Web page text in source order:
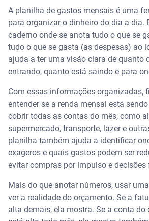
Posso fazer uma planilha sem usar
aplicativos?
É necessário atualizar a planilha
O que não pode faltar em uma
A planilha de gastos mensais é uma
para organizar o dinheiro do dia a dia.
caderno onde se anota tudo o que se
tudo o que se gasta (as despesas) ao
ajuda a ter uma visão clara de quanto
entrando, quanto está saindo e para
Com essas informações organizadas,
entender se a renda mensal está
cobrir todas as contas do mês, como
supermercado, transporte, lazer e
planilha também ajuda a identificar
exageros e quais gastos podem ser
evitar compras por impulso e decisões
Mais do que anotar números, usar
ver a realidade do orçamento. Se a
alta demais, ela mostra. Se a conta do